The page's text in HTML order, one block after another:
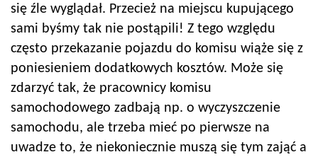
się źle wyglądał. Przecież na miejscu kupującego
sami byśmy tak nie postąpili! Z tego względu
często przekazanie pojazdu do komisu wiąże się z
poniesieniem dodatkowych kosztów. Może się
zdarzyć tak, że pracownicy komisu
samochodowego zadbają np. o wyczyszczenie
samochodu, ale trzeba mieć po pierwsze na
uwadze to, że niekoniecznie muszą się tym zająć a